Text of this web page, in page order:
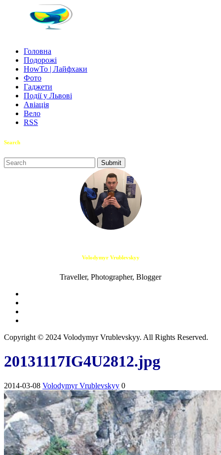
Головна
Подорожі
HowTo | Лайфхаки
Фото
Гаджети
Події у Львові
Авіація
Вело
RSS
Search
Volodymyr Vrublevskyy
Traveller, Photographer, Blogger
Copyright © 2024 Volodymyr Vrublevskyy. All Rights Reserved.
20131117IG4U2812.jpg
2014-03-08 Volodymyr Vrublevskyy 0